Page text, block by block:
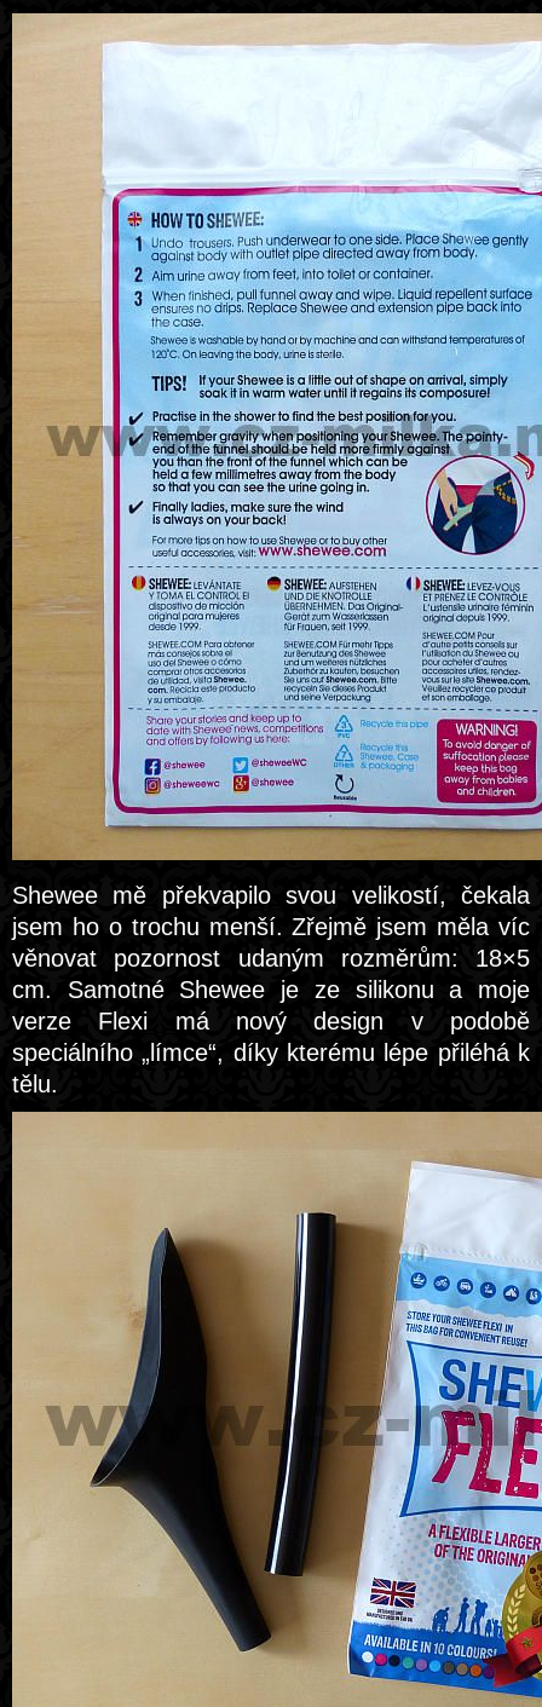
Shewee mě překvapilo svou velikostí, čekala
jsem ho o trochu menší. Zřejmě jsem měla víc
věnovat pozornost udaným rozměrům: 18×5
cm. Samotné Shewee je ze silikonu a moje
verze Flexi má nový design v podobě
speciálního „límce“, díky kterému lépe přiléhá k
tělu.